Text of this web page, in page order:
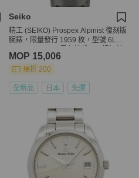
Seiko
精工 (SEIKO) Prospex Alpinist 復刻版
腕錶，限量發行 1959 枚，型號 6L35-
殼，皮錶帶，男士腕錶
MOP 15,006
現折 200
全新品 日本 免運